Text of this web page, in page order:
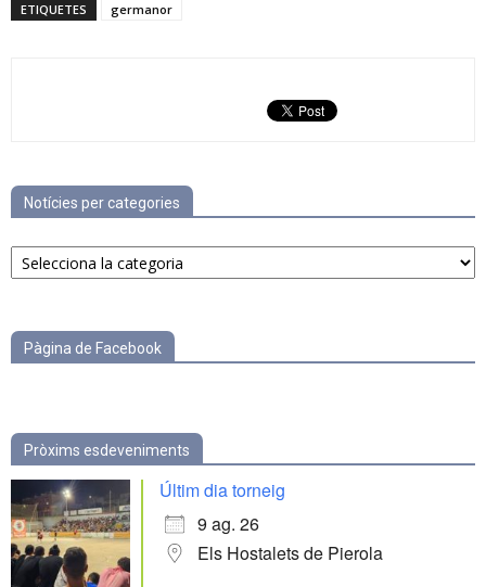
ETIQUETES germanor
Notícies per categories
Notícies
per
Pàgina de Facebook
Pròxims esdeveniments
Últim dia torneig
9 ag. 26
Els Hostalets de Pierola